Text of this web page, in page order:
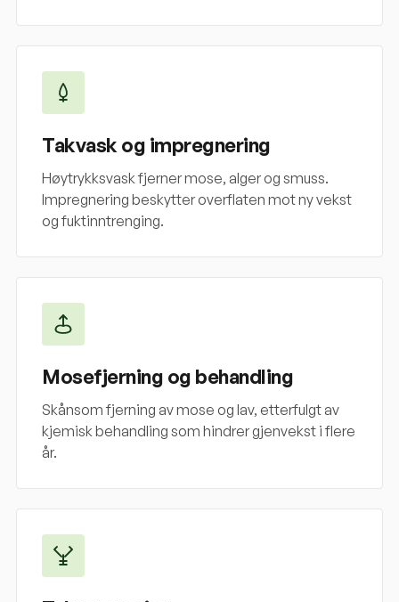
Takvask og impregnering
Høytrykksvask fjerner mose, alger og smuss.
Impregnering beskytter overflaten mot ny vekst
og fuktinntrenging.
Mosefjerning og behandling
Skånsom fjerning av mose og lav, etterfulgt av
kjemisk behandling som hindrer gjenvekst i flere
år.